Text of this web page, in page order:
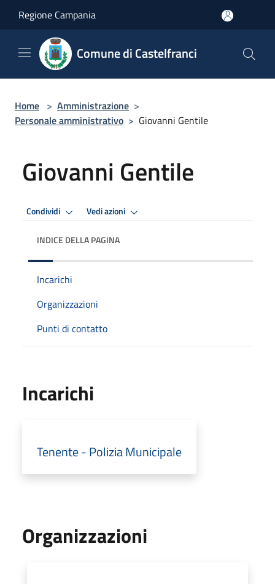
Regione Campania
Comune di Castelfranci
Home > Amministrazione >
Personale amministrativo > Giovanni Gentile
Giovanni Gentile
Condividi Vedi azioni
INDICE DELLA PAGINA
Incarichi
Organizzazioni
Punti di contatto
Incarichi
Tenente - Polizia Municipale
Organizzazioni